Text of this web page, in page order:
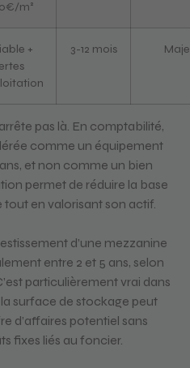
m²
+
3-12 mois
pas là. En comptabilité,
comme un équipement
et non comme un bien
permet de réduire la base
tout en valorisant son actif.
d’une mezzanine
entre 2 et 5 ans, selon
particulièrement vrai dans
surface de stockage peut
d’affaires potentiel sans
fixes liés au foncier.